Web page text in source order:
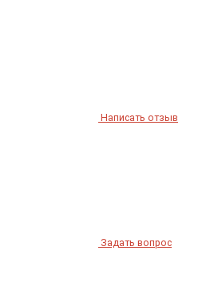
Написать отзыв
Задать вопрос